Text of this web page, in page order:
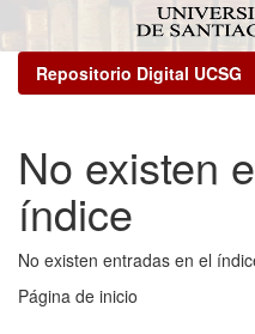
Repositorio Digital UCSG
No existen
índice
No existen entradas en el
Página de inicio